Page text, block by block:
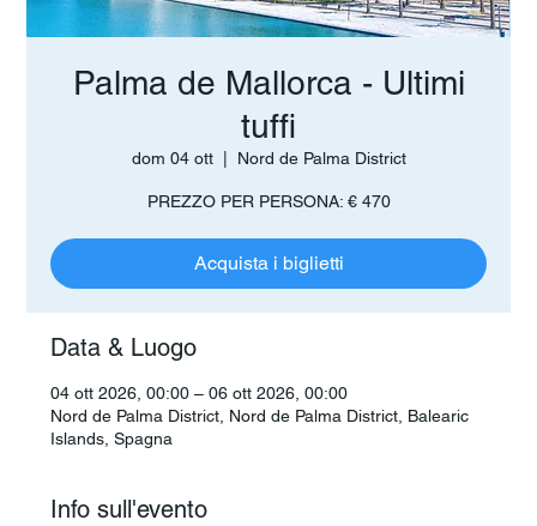
Palma de Mallorca - Ultimi
tuffi
dom 04 ott
  |
Nord de Palma District
PREZZO PER PERSONA: € 470
Acquista i biglietti
Data & Luogo
04 ott 2026, 00:00 – 06 ott 2026, 00:00
Nord de Palma District, Nord de Palma District, Balearic
Islands, Spagna
Info sull'evento